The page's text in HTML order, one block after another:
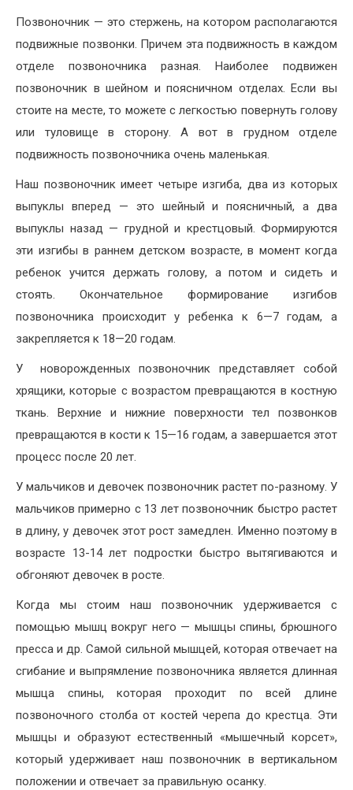
Позвоночник — это стержень, на котором располагаются
подвижные позвонки. Причем эта подвижность в каждом
отделе позвоночника разная. Наиболее подвижен
позвоночник в шейном и поясничном отделах. Если вы
стоите на месте, то можете с легкостью повернуть голову
или туловище в сторону. А вот в грудном отделе
подвижность позвоночника очень маленькая.
Наш позвоночник имеет четыре изгиба, два из которых
выпуклы вперед — это шейный и поясничный, а два
выпуклы назад — грудной и крестцовый. Формируются
эти изгибы в раннем детском возрасте, в момент когда
ребенок учится держать голову, а потом и сидеть и
стоять. Окончательное формирование изгибов
позвоночника происходит у ребенка к 6—7 годам, а
закрепляется к 18—20 годам.
У новорожденных позвоночник представляет собой
хрящики, которые с возрастом превращаются в костную
ткань. Верхние и нижние поверхности тел позвонков
превращаются в кости к 15—16 годам, а завершается этот
процесс после 20 лет.
У мальчиков и девочек позвоночник растет по-разному. У
мальчиков примерно с 13 лет позвоночник быстро растет
в длину, у девочек этот рост замедлен. Именно поэтому в
возрасте 13-14 лет подростки быстро вытягиваются и
обгоняют девочек в росте.
Когда мы стоим наш позвоночник удерживается с
помощью мышц вокруг него — мышцы спины, брюшного
пресса и др. Самой сильной мышцей, которая отвечает на
сгибание и выпрямление позвоночника является длинная
мышца спины, которая проходит по всей длине
позвоночного столба от костей черепа до крестца. Эти
мышцы и образуют естественный «мышечный корсет»,
который удерживает наш позвоночник в вертикальном
положении и отвечает за правильную осанку.